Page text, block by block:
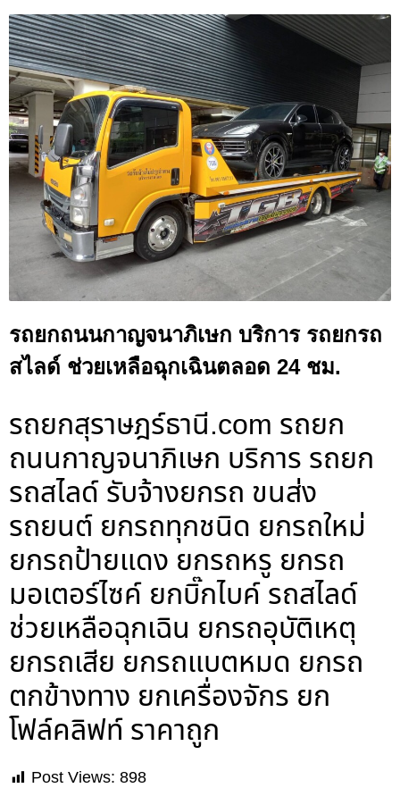
รถยกถนนกาญจนาภิเษก บริการ รถยกรถ
สไลด์ ช่วยเหลือฉุกเฉินตลอด 24 ชม.
รถยกสุราษฎร์ธานี.com รถยก
ถนนกาญจนาภิเษก บริการ รถยก
รถสไลด์ รับจ้างยกรถ ขนส่ง
รถยนต์ ยกรถทุกชนิด ยกรถใหม่
ยกรถป้ายแดง ยกรถหรู ยกรถ
มอเตอร์ไซค์ ยกบิ๊กไบค์ รถสไลด์
ช่วยเหลือฉุกเฉิน ยกรถอุบัติเหตุ
ยกรถเสีย ยกรถแบตหมด ยกรถ
ตกข้างทาง ยกเครื่องจักร ยก
โฟล์คลิฟท์ ราคาถูก
Post Views: 898